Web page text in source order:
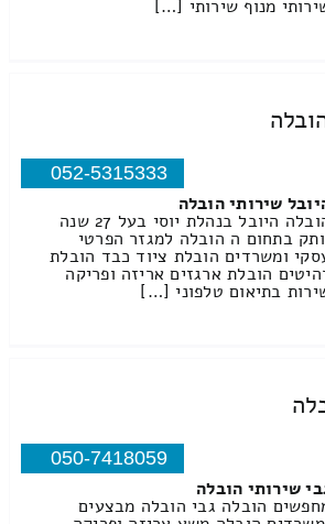
מנוף שירותי […]
052-5315333
שירותי הובלה
הובלה היובל בנהלת יוסי בעל 27 שנה
בתחום ה הובלה למגזר הפרטי
ומשרדים הובלת ציוד כבד הובלת
הובלת ארגזים אריזה ופריקה
בתיאום טלפוני […]
050-7418059
שירותי הובלה
הובלה גבי הובלה מבצעים